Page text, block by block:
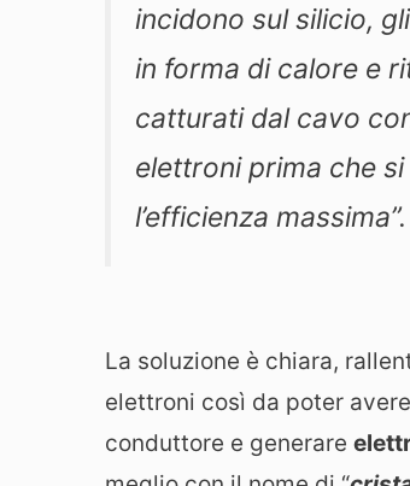
incidono sul silicio,
in forma di calore e
catturati dal cavo
elettroni prima che
l’efficienza massima”.
La soluzione è chiara,
elettroni così da poter
conduttore e generare